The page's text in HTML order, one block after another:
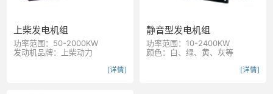
上柴发电机组
功率范围：50-2000KW
发动机品牌：上柴动力
[详情]
静音型发电机组
功率范围：10-2400KW
颜色：白、绿、黄、灰等
[详情]